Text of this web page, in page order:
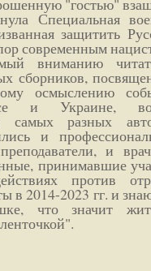
"гостью"
Специальная
защитить
современным
вниманию
сборников,
осмыслению
и Украине,
самых разных
и
и
принимавшие
против
в 2014-2023 гг. и
что значит